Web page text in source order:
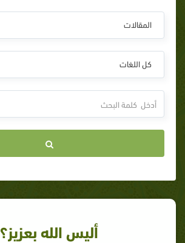
المقالات
كل اللغات
أليس الله بعزيز؟